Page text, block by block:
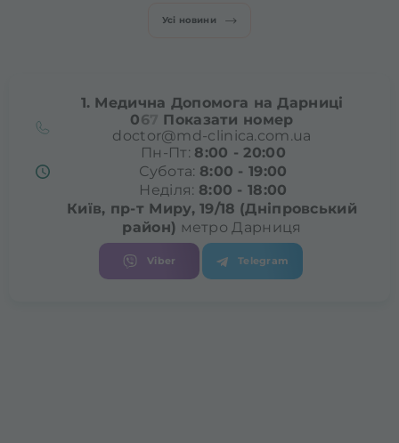
Усі новини
1. Медична Допомога на Дарниці
06
Показати номер
doctor@md-clinica.com.ua
Пн-Пт: 8:00 - 20:00
Субота: 8:00 - 19:00
Неділя: 8:00 - 18:00
Київ, пр-т Миру, 19/18 (Дніпровський
район) метро Дарниця
Viber Telegram